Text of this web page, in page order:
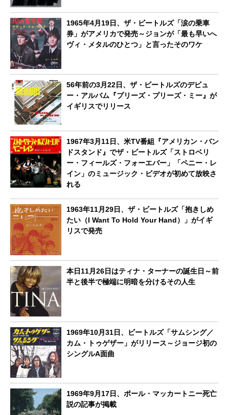
1965年4月19日、ザ・ビートルズ「涙の乗車
券」がアメリカで発売～ジョンが「最も早いへ
ヴィ・メタルのひとつ」と言ったそのワケ
56年前の3月22日、ザ・ビートルズのデビュ
ー・アルバム『プリーズ・プリーズ・ミー』が
イギリスでリリース
1967年3月11日、米TV番組『アメリカン・バン
ドスタンド』でザ・ビートルズ「ストロベリ
ー・フィールズ・フォーエバー」「ペニー・レ
イン」のミュージック・ビデオが初めて放映さ
れる
1963年11月29日、ザ・ビートルズ「抱きしめ
たい（I Want To Hold Your Hand）」がイギ
リスで発売
本日11月26日はティナ・ターナーの誕生日～前
半と後半で極端に明暗を分けるその人生
1969年10月31日、ビートルズ「サムシング／
カム・トゥゲザー」がリリース～ジョージ初の
シングルA面曲
1969年9月17日、ポール・マッカートニー死亡
説の記事が掲載